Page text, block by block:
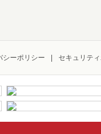
シーポリシー セキュリテ